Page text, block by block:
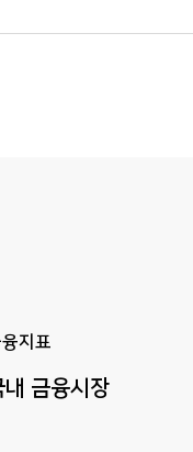
지표
내 금융시장